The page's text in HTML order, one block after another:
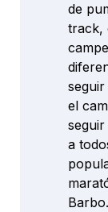
de
track,
el
a
Barbo.